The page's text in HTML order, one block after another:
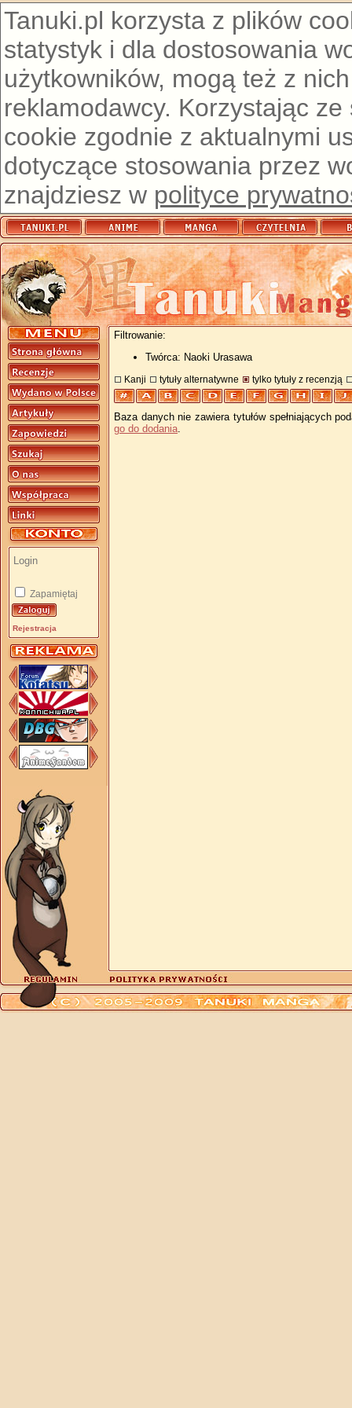
Tanuki.pl korzysta z plików
statystyk i dla dostosowania
użytkowników, mogą też z
reklamodawcy. Korzystając
cookie zgodnie z aktualnymi
dotyczące stosowania przez
znajdziesz w polityce
Zapamiętaj
Rejestracja
Filtrowanie:
Twórca: Naoki Urasawa
Kanji tytuły alternatywne tylko tytuły z recenzją
Baza danych nie zawiera tytułów spełniających
go do dodania.